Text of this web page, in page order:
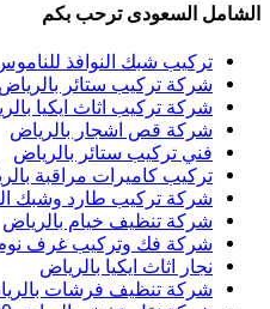
الشامل السعودى ترحب بكم
تركيب شبك النوافذ
شركة تركيب ستائر بالرياض
شركة تركيب اثاث ايكيا
شركة قص اشجار بالرياض
فني تركيب ستائر بالرياض
تركيب كاميرات مراقبة
شركة تركيب طارد وشبك
شركة تنظيف خيام بالرياض
شركة فك وتركيب غرف نوم
نجار اثاث ايكيا بالرياض
شركة تنظيف فرشات